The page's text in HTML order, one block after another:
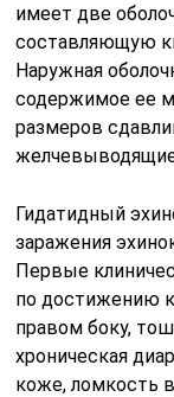
имеет две
составляющую
Наружная
содержимое ее
размеров
Гидатидный
заражения
Первые
по достижению
правом боку,
хроническая
коже, ломкость